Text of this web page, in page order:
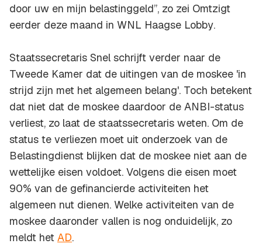
door uw en mijn belastinggeld”, zo zei Omtzigt
eerder deze maand in WNL Haagse Lobby.
Staatssecretaris Snel schrijft verder naar de
Tweede Kamer dat de uitingen van de moskee 'in
strijd zijn met het algemeen belang'. Toch betekent
dat niet dat de moskee daardoor de ANBI-status
verliest, zo laat de staatssecretaris weten. Om de
status te verliezen moet uit onderzoek van de
Belastingdienst blijken dat de moskee niet aan de
wettelijke eisen voldoet. Volgens die eisen moet
90% van de gefinancierde activiteiten het
algemeen nut dienen. Welke activiteiten van de
moskee daaronder vallen is nog onduidelijk, zo
meldt het AD.